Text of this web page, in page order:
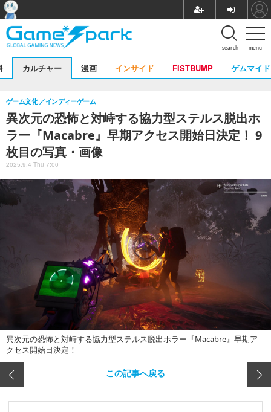
menu
search
カルチャー 漫画 インサイド FISTBUMP ゲムマイド
異次元の恐怖と対峙する協力型ステルス脱出ホ
ラー『Macabre』早期アクセス開始日決定！ 9
枚目の写真・画像
ゲーム文化 インディーゲーム
2025.9.4 Thu 7:00
異次元の恐怖と対峙する協力型ステルス脱出ホラー『Macabre』早期ア
クセス開始日決定！
この記事へ戻る